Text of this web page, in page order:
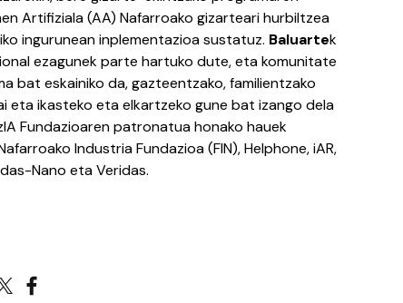
Artifiziala (AA) Nafarroako gizarteari hurbiltzea
ingurunean inplementazioa sustatuz. Baluartek
ezagunek parte hartuko dute, eta komunitate
bat eskainiko da, gazteentzako, familientzako
eta ikasteko eta elkartzeko gune bat izango dela
Fundazioaren patronatua honako hauek
Industria Fundazioa (FIN), Helphone, iAR,
Nano eta Veridas.